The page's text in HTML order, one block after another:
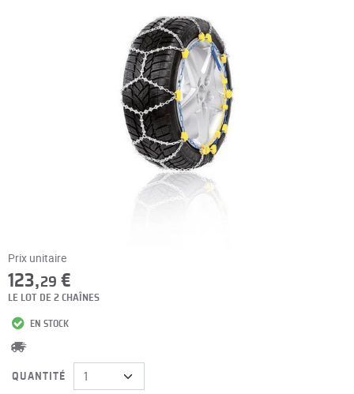
Prix unitaire
123,29 €
LE LOT DE 2 CHAÎNES
EN STOCK
QUANTITÉ